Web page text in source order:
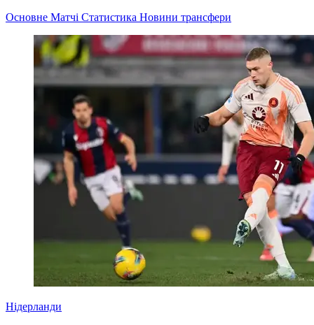
Основне Матчі Статистика Новини трансфери
Нідерланди